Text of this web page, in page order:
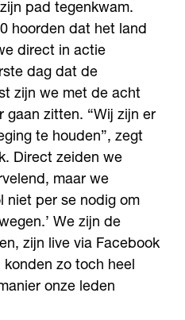
pad tegenkwam.
hoorden dat het land
direct in actie
dag dat de
zijn we met de acht
gaan zitten. “Wij zijn er
te houden”, zegt
Direct zeiden we
maar we
niet per se nodig om
We zijn de
zijn live via Facebook
zo toch heel
onze leden